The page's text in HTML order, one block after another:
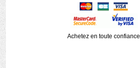
Achetez en toute confiance